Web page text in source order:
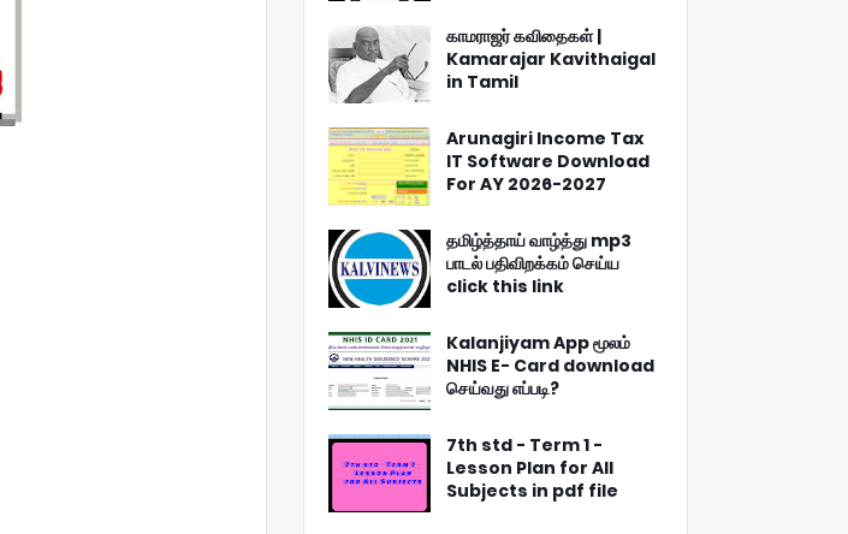
காமராஜர் கவிதைகள் |
Kamarajar Kavithaigal
in Tamil
Arunagiri Income Tax
IT Software Download
For AY 2026-2027
தமிழ்த்தாய் வாழ்த்து mp3
பாடல் பதிவிறக்கம் செய்ய
click this link
Kalanjiyam App மூலம்
NHIS E- Card download
செய்வது எப்படி?
7th std - Term 1 -
Lesson Plan for All
Subjects in pdf file